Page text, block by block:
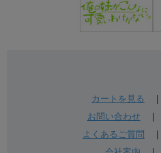
カートを見る
お問い合わせ|
よくあるご質問